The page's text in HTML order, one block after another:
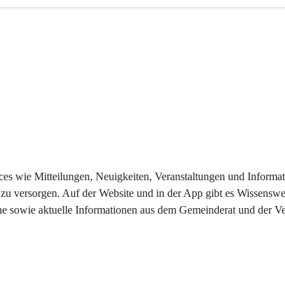
wie Mitteilungen, Neuigkeiten, Veranstaltungen und
versorgen. Auf der Website und in der App gibt es
sowie aktuelle Informationen aus dem Gemeinderat und der